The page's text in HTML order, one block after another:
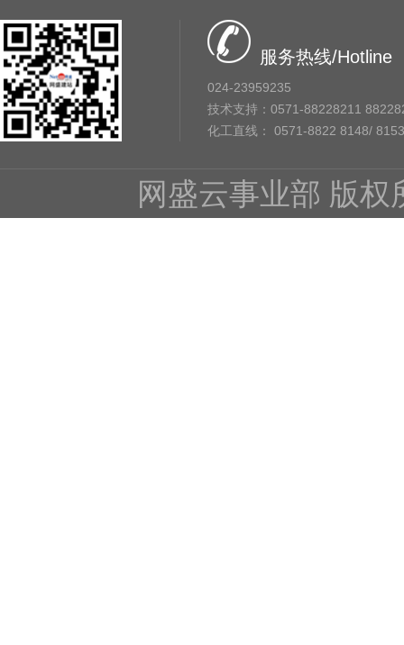
服务热线/Hotline
024-23959235
技术支持：0571-88228211
化工直线： 0571-8822 8148/
网盛云事业部 版